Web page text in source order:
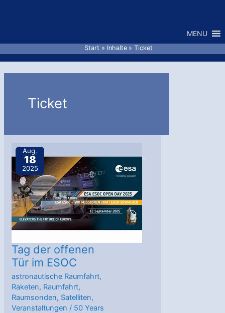
MENU
Start Inhalte Ticket
Ticket
Aug.
18
2025
Tag der offenen
Tür im ESOC
astronautische Raumfahrt,
Raketen, Raumfahrt,
Raumsonden, Satelliten,
Veranstaltungen / 50 Years